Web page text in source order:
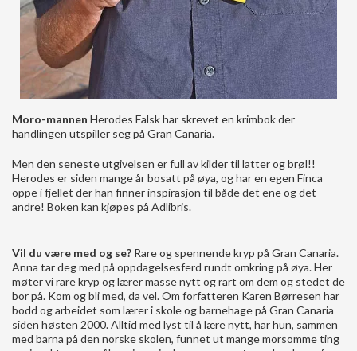
Moro-mannen Herodes Falsk har skrevet en krimbok der
handlingen utspiller seg på Gran Canaria.
Men den seneste utgivelsen er full av kilder til latter og brøl!!
Herodes er siden mange år bosatt på øya, og har en egen Finca
oppe i fjellet der han finner inspirasjon til både det ene og det
andre! Boken kan kjøpes på Adlibris.
Vil du være med og se? Rare og spennende kryp på Gran Canaria.
Anna tar deg med på oppdagelsesferd rundt omkring på øya. Her
møter vi rare kryp og lærer masse nytt og rart om dem og stedet de
bor på. Kom og bli med, da vel. Om forfatteren Karen Børresen har
bodd og arbeidet som lærer i skole og barnehage på Gran Canaria
siden høsten 2000. Alltid med lyst til å lære nytt, har hun, sammen
med barna på den norske skolen, funnet ut mange morsomme ting